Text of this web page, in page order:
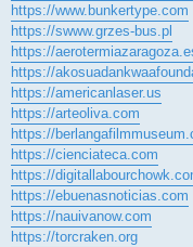
https://www.bunkertype.com
https://swww.grzes-bus.pl
https://
https://
https://americanlaser.us
https://arteoliva.com
https://
https://cienciateca.com
https://
https://ebuenasnoticias.com
https://nauivanow.com
https://torcraken.org